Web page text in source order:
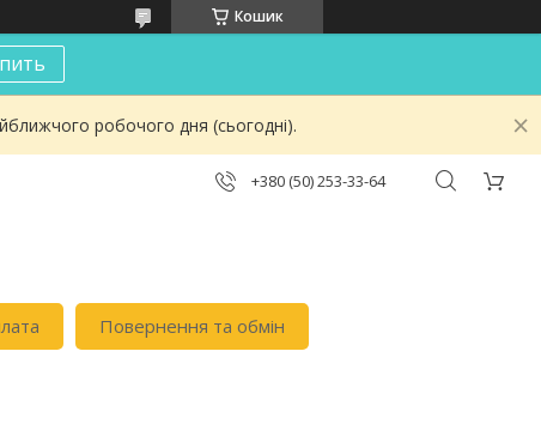
Кошик
робочого дня (сьогодні).
+380 (50) 253-33-64
Повернення та обмін